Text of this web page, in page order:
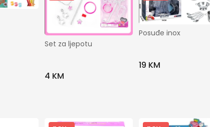
Kategorije
Dječiji svijet
Set za ljepotu
4 KM
Posuđe inox
19 KM